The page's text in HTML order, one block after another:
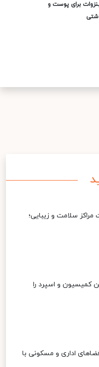
برای پوست و
سلامت و زیبایی؛
کمیسیون و اسپرد را
اداری و مسکونی با